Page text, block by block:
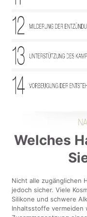
Welches
Nicht alle zugänglichen
jedoch sicher. Viele
Silikone und schwere
Inhaltsstoffe vermeiden